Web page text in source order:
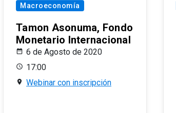
Macroeconomía
Tamon Asonuma, Fondo
Monetario Internacional
6 de Agosto de 2020
17:00
Webinar con inscripción